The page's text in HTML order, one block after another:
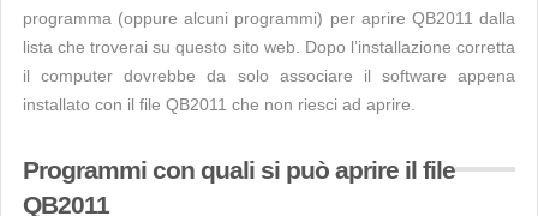
programma (oppure alcuni programmi) per aprire QB2011 dalla
lista che troverai su questo sito web. Dopo l’installazione corretta
il computer dovrebbe da solo associare il software appena
installato con il file QB2011 che non riesci ad aprire.
Programmi con quali si può aprire il file
QB2011